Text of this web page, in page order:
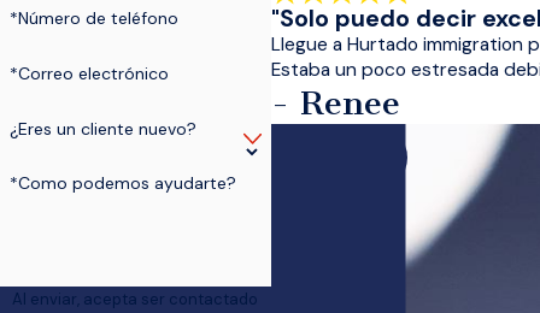
*Número de teléfono
*Correo electrónico
¿Eres un cliente nuevo?
*Como podemos ayudarte?
Al enviar, acepta ser contactado
"Solo puedo decir
Llegue a Hurtado immigration
Estaba un poco estresada
- Renee